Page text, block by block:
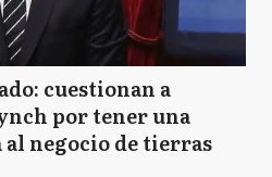
cuestionan a
por tener una
negocio de tierras